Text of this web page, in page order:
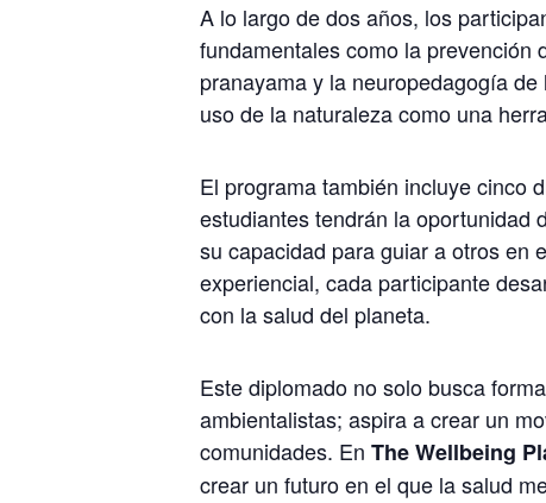
A lo largo de dos años, los
fundamentales como la prevención
pranayama y la neuropedagogía
uso de la naturaleza como una
El programa también incluye cinco
estudiantes tendrán la oportunidad
su capacidad para guiar a otros en
experiencial, cada participante
con la salud del planeta.
Este diplomado no solo busca
ambientalistas; aspira a crear un
comunidades. En The Wellbeing
crear un futuro en el que la salud